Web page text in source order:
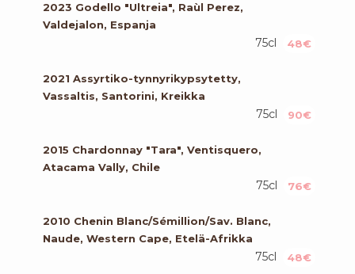
2023 Godello "Ultreia", Raùl Perez,
Valdejalon, Espanja
48€
75cl
2021 Assyrtiko-tynnyrikypsytetty,
Vassaltis, Santorini, Kreikka
90€
75cl
2015 Chardonnay "Tara", Ventisquero,
Atacama Vally, Chile
76€
75cl
2010 Chenin Blanc/Sémillion/Sav. Blanc,
Naude, Western Cape, Etelä-Afrikka
48€
75cl